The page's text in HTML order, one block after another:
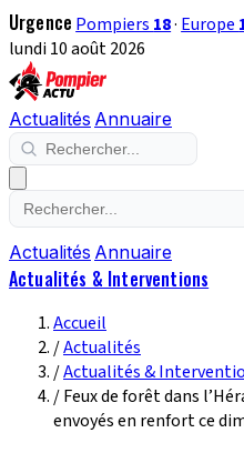
Urgence Pompiers 18· Europe
lundi 10 août 2026
Actualités Annuaire
Actualités Annuaire
Actualités & Interventions
Accueil
/Actualités
/Actualités &
/Feux de forêt dans
envoyés en renfort ce